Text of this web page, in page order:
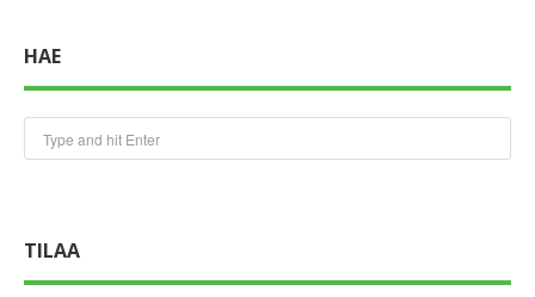
HAE
TILAA